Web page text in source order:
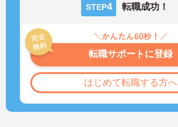
STEP4 転職成功！
転職サポートに登録
はじめて転職する方へ